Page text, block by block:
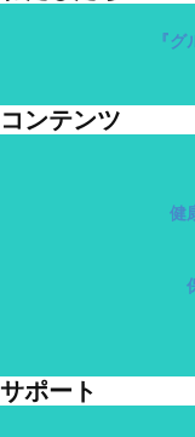
『
コンテンツ
健
サポート